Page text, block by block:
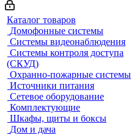
Каталог товаров
Домофонные системы
Системы видеонаблюдения
Системы контроля доступа
(СКУД)
Охранно-пожарные системы
Источники питания
Сетевое оборудование
Комплектующие
Шкафы, щиты и боксы
Дом и дача